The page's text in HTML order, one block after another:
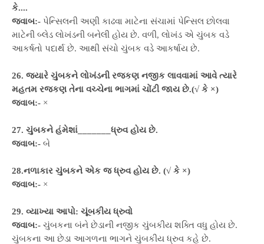
કે....
જવાબ:- પેન્સિલની અણી કાઢવા માટેના સંચામાં પેન્સિલ છોલવા
માટેની બ્લેડ લોખંડની બનેલી હોય છે. વળી, લોખંડ એ ચુંબક વડે
આકર્ષતો પદાર્થ છે. આથી સંચો ચુંબક વડે આકર્ષાય છે.
26. જ્યારે ચુંબકને લોખંડની રજકણ નજીક લાવવામાં આવે ત્યારે
મહતમ રજકણ તેના વચ્ચેના ભાગમાં ચોંટી જાય છે.(√ કે ×)
જવાબ:- ×
27. ચુંબકને હંમેશાં_______ધ્રુવ હોય છે.
જવાબ:- બે
28.નળાકાર ચુંબકને એક જ ધ્રુવ હોય છે. (√ કે ×)
જવાબ:- ×
29. વ્યાખ્યા આપો: ચૂંબકીય ધ્રુવો
જવાબ:- ચુંબકના બંને છેડાની નજીક ચુંબકીય શક્તિ વધુ હોય છે.
ચુંબકના આ છેડા આગળના ભાગને ચુંબકીય ધ્રુવ કહે છે.